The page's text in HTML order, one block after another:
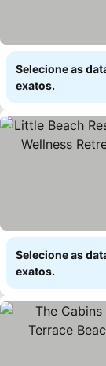
Selecione as
exatos.
Selecione as
exatos.